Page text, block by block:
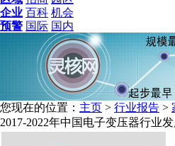
企业 百科 机会
预警 国际 国内
您现在的位置： 主页 > 行业报告 >
2017-2022年中国电子变压器行业